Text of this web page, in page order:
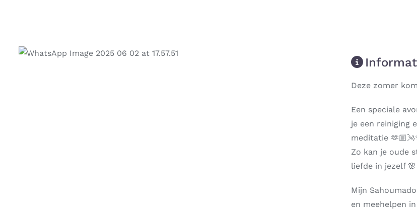
Deze zomer
Een speciale
je een reiniging
meditatie
Zo kan je oude
liefde in jezelf 🌸
Mijn
en meehelpen